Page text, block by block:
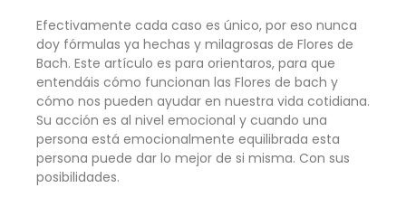
Efectivamente cada caso es único, por eso nunca
doy fórmulas ya hechas y milagrosas de Flores de
Bach. Este artículo es para orientaros, para que
entendáis cómo funcionan las Flores de bach y
cómo nos pueden ayudar en nuestra vida cotidiana.
Su acción es al nivel emocional y cuando una
persona está emocionalmente equilibrada esta
persona puede dar lo mejor de si misma. Con sus
posibilidades.